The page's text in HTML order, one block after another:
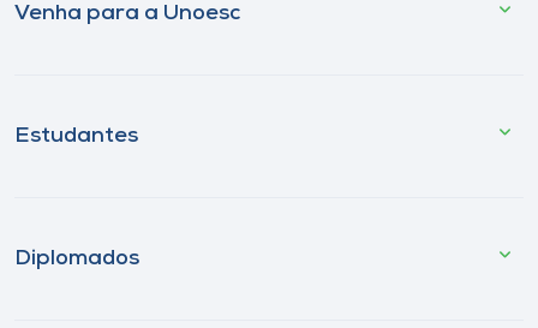
Venha para a Unoesc
Estudantes
Diplomados